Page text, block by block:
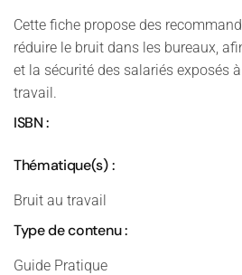
Cette fiche propose des
réduire le bruit dans les bureaux,
et la sécurité des salariés exposés
travail.
ISBN :
Thématique(s) :
Bruit au travail
Type de contenu :
Guide Pratique